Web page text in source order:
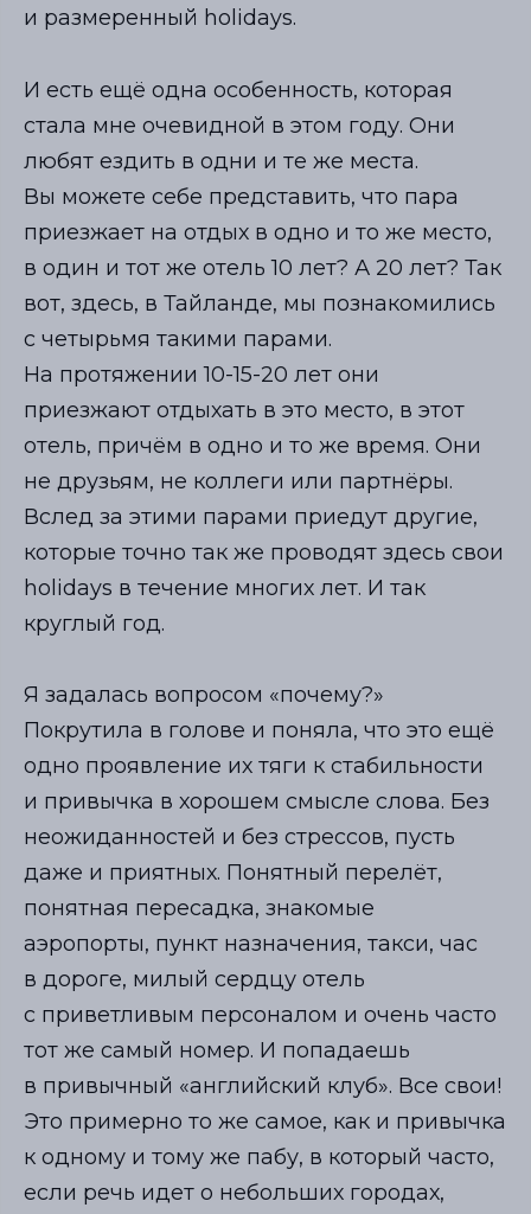
и размеренный holidays.
И есть ещё одна особенность, которая
стала мне очевидной в этом году. Они
любят ездить в одни и те же места.
Вы можете себе представить, что пара
приезжает на отдых в одно и то же место,
в один и тот же отель 10 лет? А 20 лет? Так
вот, здесь, в Тайланде, мы познакомились
с четырьмя такими парами.
На протяжении 10-15-20 лет они
приезжают отдыхать в это место, в этот
отель, причём в одно и то же время. Они
не друзьям, не коллеги или партнёры.
Вслед за этими парами приедут другие,
которые точно так же проводят здесь свои
holidays в течение многих лет. И так
круглый год.
Я задалась вопросом «почему?»
Покрутила в голове и поняла, что это ещё
одно проявление их тяги к стабильности
и привычка в хорошем смысле слова. Без
неожиданностей и без стрессов, пусть
даже и приятных. Понятный перелёт,
понятная пересадка, знакомые
аэропорты, пункт назначения, такси, час
в дороге, милый сердцу отель
с приветливым персоналом и очень часто
тот же самый номер. И попадаешь
в привычный «английский клуб». Все свои!
Это примерно то же самое, как и привычка
к одному и тому же пабу, в который часто,
если речь идет о небольших городах,